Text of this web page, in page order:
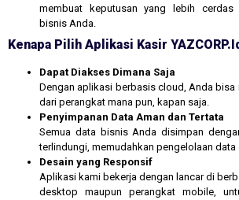
membuat keputusan yang lebih cerdas
bisnis Anda.
Kenapa Pilih Aplikasi Kasir
Dapat Diakses Dimana Saja
Dengan aplikasi berbasis cloud, Anda
dari perangkat mana pun, kapan saja.
Penyimpanan Data Aman dan Tertata
Semua data bisnis Anda disimpan
terlindungi, memudahkan pengelolaan data
Desain yang Responsif
Aplikasi kami bekerja dengan lancar di
desktop maupun perangkat mobile,